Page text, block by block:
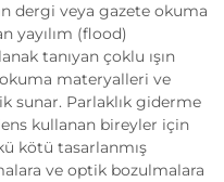
dergi veya gazete okuma
yayılım (flood)
tanıyan çoklu ışın
okuma materyalleri ve
sunar. Parlaklık giderme
kullanan bireyler için
kötü tasarlanmış
ve optik bozulmalara